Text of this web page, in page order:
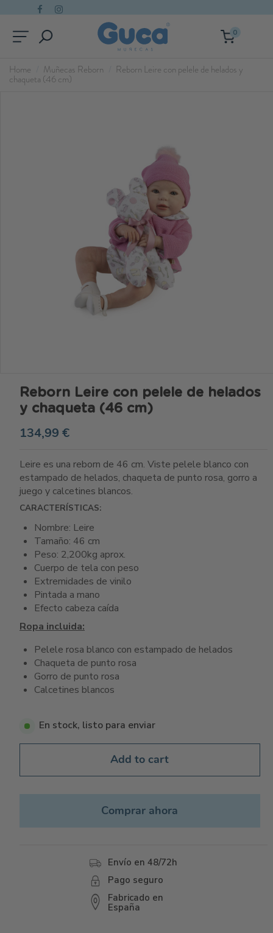
0
Home Muñecas Reborn Reborn Leire con pelele de helados y
chaqueta (46 cm)
Reborn Leire con pelele de helados
y chaqueta (46 cm)
134,99 €
Leire es una reborn de 46 cm. Viste pelele blanco con
estampado de helados, chaqueta de punto rosa, gorro a
juego y calcetines blancos.
CARACTERÍSTICAS:
Nombre: Leire
Tamaño: 46 cm
Peso: 2,200kg aprox.
Cuerpo de tela con peso
Extremidades de vinilo
Pintada a mano
Efecto cabeza caída
Ropa incluida:
Pelele rosa blanco con estampado de helados
Chaqueta de punto rosa
Gorro de punto rosa
Calcetines blancos
En stock, listo para enviar
Add to cart
Comprar ahora
Envío en 48/72h
Pago seguro
Fabricado en
España